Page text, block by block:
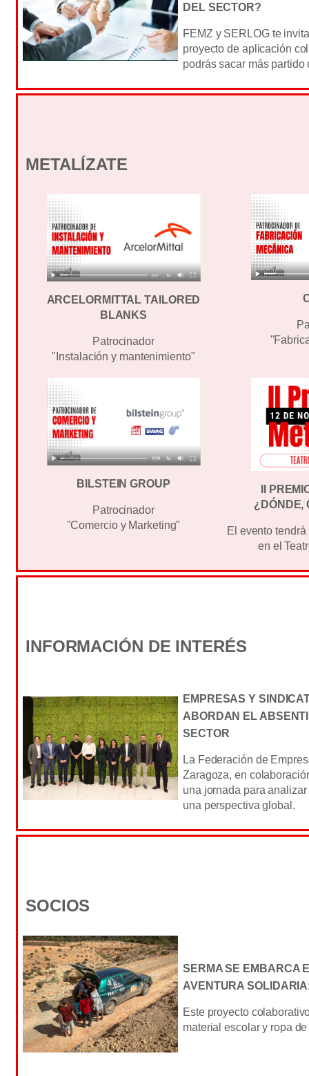
DEL SECTOR?
FEMZ y SERLOG te
proyecto de aplicación
podrás sacar más
METALÍZATE
ARCELORMITTAL TAILORED
BLANKS
Patrocinador
"Instalación y mantenimiento"
BILSTEIN GROUP
Patrocinador
"Comercio y Marketing"
II
¿DÓNDE,
El evento
en el
INFORMACIÓN DE INTERÉS
EMPRESAS Y
ABORDAN EL
SECTOR
La Federación de
Zaragoza, en
una jornada para
una perspectiva global.
SOCIOS
SERMA SE EMBARCA
AVENTURA
Este proyecto
material escolar y ropa